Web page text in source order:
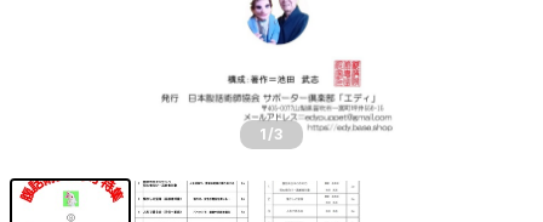
1 /3